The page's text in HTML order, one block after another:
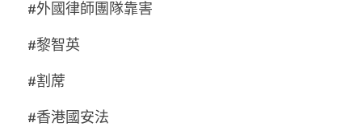
#外國律師團隊靠害
#黎智英
#割蓆
#香港國安法